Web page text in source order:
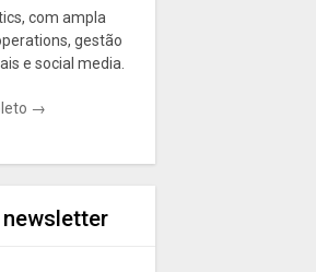
com ampla
gestão
e social media.
→